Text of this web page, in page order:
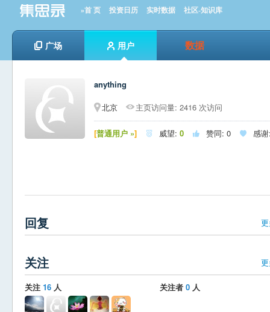
»首 页 投资日历 实时数据 社区-知识库
广场 用户 数据
anything
北京
主页访问量: 2416 次访问
[普通用户 »]  威望: 0  赞同: 0  感
回复
关注
关注 16 人 关注者 0 人